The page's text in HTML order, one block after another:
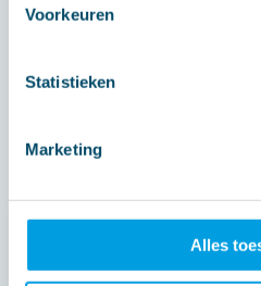
Voorkeuren
Statistieken
Marketing
Alles
MODULAIR